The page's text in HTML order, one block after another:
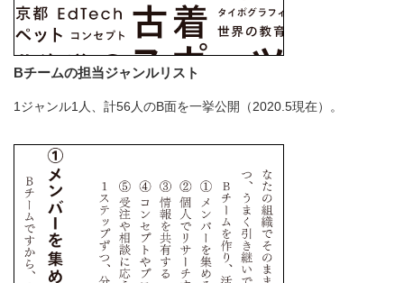
Bチームの担当ジャンルリスト
1ジャンル1人、計56人のB面を一挙公開（2020.5現在）。